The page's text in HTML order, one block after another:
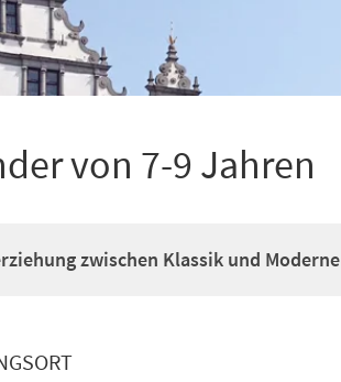
von 7-9 Jahren
zwischen Klassik und Moderne